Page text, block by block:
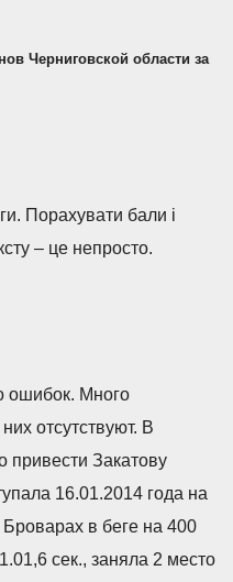
Черниговской области за
Порахувати бали і
– це непросто.
ошибок. Много
отсутствуют. В
привести Закатову
16.01.2014 года на
в беге на 400
сек., заняла 2 место